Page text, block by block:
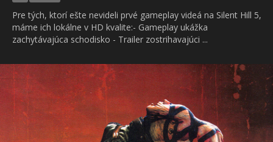
Pre tých, ktorí ešte nevideli prvé gameplay videá na Silent Hill 5,
máme ich lokálne v HD kvalite:- Gameplay ukážka
zachytávajúca schodisko - Trailer zostrihavajúci ...